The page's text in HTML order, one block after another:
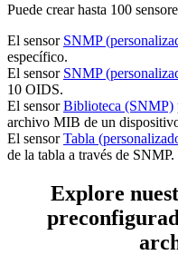
Puede crear hasta 100
El sensor SNMP
específico.
El sensor SNMP
10 OIDS.
El sensorBiblioteca (SNMP)
archivo MIB de un
El sensorTabla
de la tabla a través de SNMP.
Explore